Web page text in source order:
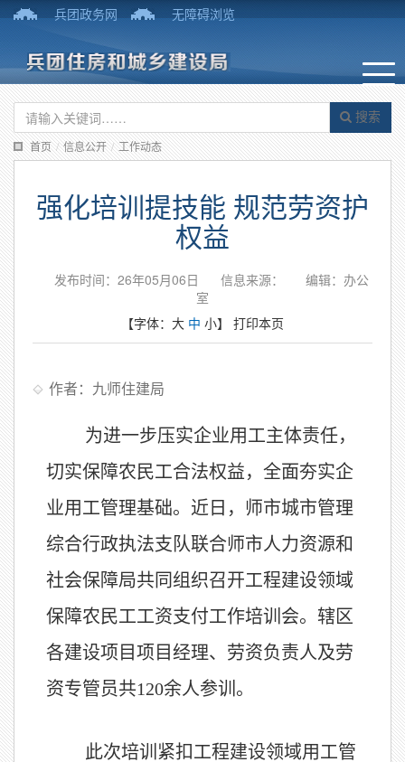
兵团政务网 无障碍浏览
搜索
首页 / 信息公开 / 工作动态
强化培训提技能 规范劳资护
权益
发布时间：26年05月06日 信息来源：
编辑：办公
室
【字体： 大 中 小】 打印本页
作者：九师住建局
为进一步压实企业用工主体责任，
切实保障农民工合法权益，全面夯实企
业用工管理基础。近日，师市城市管理
综合行政执法支队联合师市人力资源和
社会保障局共同组织召开工程建设领域
保障农民工工资支付工作培训会。辖区
各建设项目项目经理、劳资负责人及劳
资专管员共120余人参训。
此次培训紧扣工程建设领域用工管